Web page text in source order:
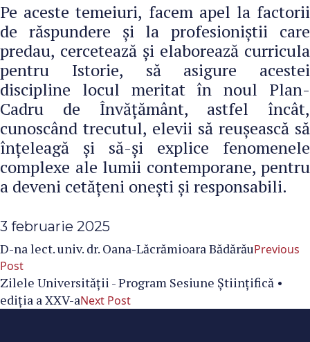
Pe aceste temeiuri, facem apel la factorii
de răspundere și la profesioniștii care
predau, cercetează și elaborează curricula
pentru Istorie, să asigure acestei
discipline locul meritat în noul Plan-
Cadru de Învățământ, astfel încât,
cunoscând trecutul, elevii să reuşească să
înţeleagă şi să-și explice fenomenele
complexe ale lumii contemporane, pentru
a deveni cetățeni onești și responsabili.
3 februarie 2025
D-na lect. univ. dr. Oana-Lăcrămioara BădărăuPrevious
Post
Zilele Universității - Program Sesiune Științifică •
ediția a XXV-aNext Post